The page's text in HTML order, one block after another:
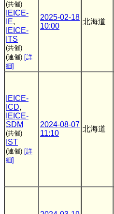
(共催)
IEICE-
IE,
IEICE-
ITS
(共催)
(連催) [詳
細]
2025-02-18
10:00
北海道
IEICE-
ICD,
IEICE-
SDM
(共催)
IST
(連催) [詳
細]
2024-08-07
11:10
北海道